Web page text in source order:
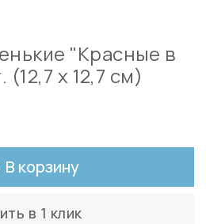
"Красные в
х 12,7 см)
В корзину
в 1 клик